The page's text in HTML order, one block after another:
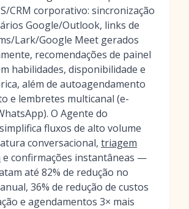
CRM corporativo: sincronização
Google/Outlook, links de
Lark/Google Meet gerados
recomendações de painel
habilidades, disponibilidade e
além de autoagendamento
e lembretes multicanal (e-
O Agente do
fluxos de alto volume
conversacional, triagem
e confirmações instantâneas —
até 82% de redução no
36% de redução de custos
e agendamentos 3× mais